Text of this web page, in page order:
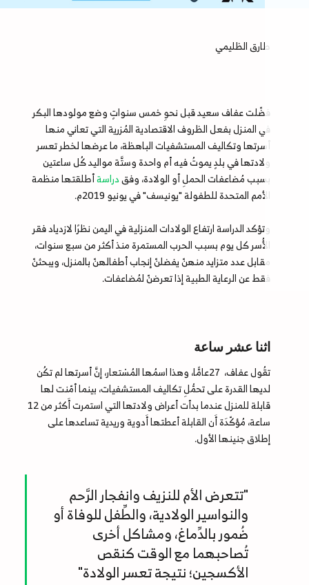
طارق الظليمي
فضّلت عفاف سعيد قبل نحوِ خمس سنواتٍ وضع مولودها البكر
في المنزل بفعل الظروف الاقتصادية المُزرية التي تعاني منها
أسرتها وتكاليف المستشفيات الباهظة، ما عرضها لخطر تعسر
ولادتها في بلدٍ يموتُ فيه أم واحدة وستَّة مواليد كُل ساعتين
بسبب مُضاعفات الحملِ أو الولادة، وفقدراسةأطلقتها منظمة
الأمم المتحدة للطفولة "يونيسف" في يونيو 2019م.
وتؤكد الدراسة ارتفاع الولادات المنزلية في اليمن نظرًا لازدياد فقر
الأُسر كل يوم بسبب الحرب المستمرة منذ أكثر من سبع سنوات،
مقابل عدد متزايد منهنّ يفضلنّ إنجاب أطفالهنّ بالمنزل، ويبحثنّ
فقط عن الرعاية الطبية إذا تعرضنّ لمُضاعفات.
اثنا عشر ساعة
تقُول عفاف، 27عامًّا، وهذا اسمُها المُسْتعار، إنَّ أسرتها لم تكُن
لديها القدرة على تحمُّلِ تكاليف المستشفيات، بينما أمّنت لها
قابلة للمنزل عندما بدأت أعراض ولادتها التي استمرت أَكثر من 12
ساعة، مُؤكّدَة أَن القابلة أعطتها أَدوية وريدية تساعدها على
إطلاق جنينها الأول.
"تتعرض الأم للنزيف وانفجار الرَّحم
والنواسير الولادية، والطِّفل للوفاة أو
ضُمور بالدِّماغ، ومشاكل أخرى
تُصاحبهما مع الوقت كنقص
الأكسجين؛ نتيجة تعسر الولادة"